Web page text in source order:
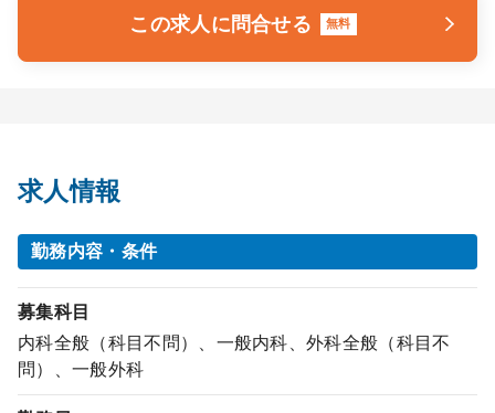
この求人に問合せる 無料
求人情報
勤務内容・条件
募集科目
内科全般（科目不問）、一般内科、外科全般（科目不
問）、一般外科